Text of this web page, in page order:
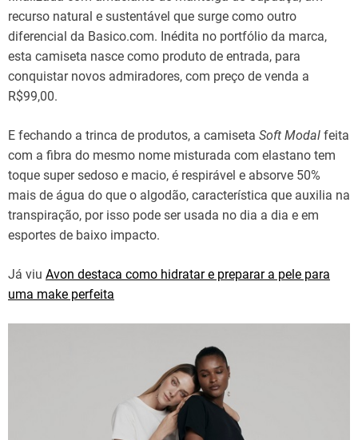
recurso natural e sustentável que surge como outro
diferencial da Basico.com. Inédita no portfólio da marca,
esta camiseta nasce como produto de entrada, para
conquistar novos admiradores, com preço de venda a
R$99,00.
E fechando a trinca de produtos, a camiseta Soft Modal feita
com a fibra do mesmo nome misturada com elastano tem
toque super sedoso e macio, é respirável e absorve 50%
mais de água do que o algodão, característica que auxilia na
transpiração, por isso pode ser usada no dia a dia e em
esportes de baixo impacto.
Já viu Avon destaca como hidratar e preparar a pele para
uma make perfeita